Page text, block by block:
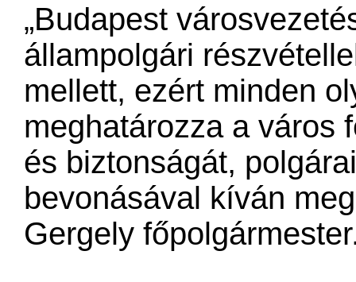
„Budapest
állampolgári
mellett, ezért minden
meghatározza a város
és biztonságát,
bevonásával kíván
Gergely